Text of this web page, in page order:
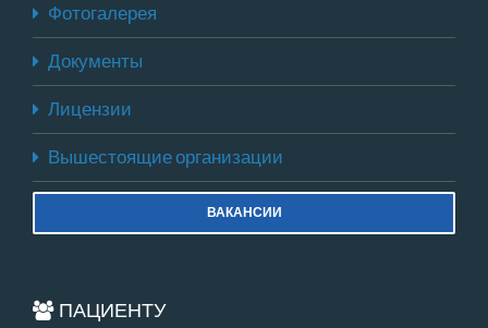
Фотогалерея
Документы
Лицензии
Вышестоящие организации
ВАКАНСИИ
ПАЦИЕНТУ